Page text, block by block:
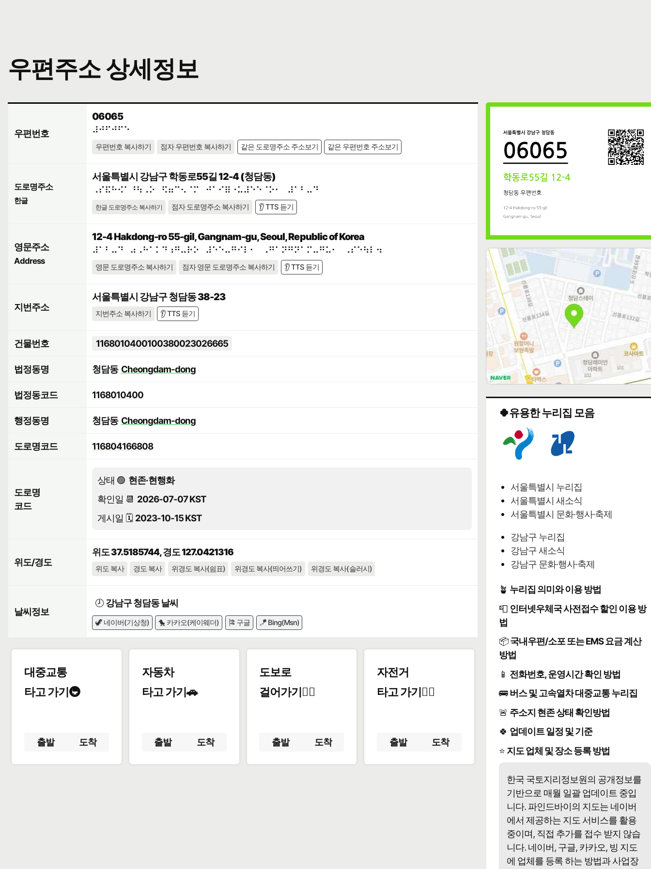
우편주소 상세정보
우편번호
06065
⠼⠚⠋⠚⠋⠑
우편번호 복사하기 점자 우편번호 복사하기 같은 도로명주소 주소보기 같은 우편번호 주소보기
도로명주소
한글
서울특별시 강남구 학동로55길 12-4 (청담동)
⠠⠎⠯⠓⠪⠁⠘⠳⠠⠕⠀⠫⠶⠉⠢⠈⠍⠀⠚⠁⠊⠿⠐⠥⠼⠑⠑⠈⠕⠂⠀⠼⠁⠃⠤⠙
한글 도로명주소 복사하기 점자 도로명주소 복사하기 👂 TTS 듣기
영문주소
Address
12-4 Hakdong-ro 55-gil, Gangnam-gu, Seoul, Republic of Korea
⠼⠁⠃⠤⠙⠀⠴⠠⠓⠁⠅⠙⠰⠛⠤⠗⠕⠀⠼⠑⠑⠤⠛⠊⠇⠂⠀⠠⠛⠁⠝⠛⠝⠁⠍⠤⠛⠥⠂⠀⠠⠎⠑⠳⠇⠲
영문 도로명주소 복사하기 점자 영문 도로명주소 복사하기 👂 TTS 듣기
지번주소
서울특별시 강남구 청담동 38-23
지번주소 복사하기 👂 TTS 듣기
건물번호 1168010400100380023026665
법정동명 청담동 Cheongdam-dong
법정동코드 1168010400
행정동명 청담동 Cheongdam-dong
도로명코드 116804166808
도로명
코드
상태 🟢 현존·현행화
확인일 📆 2026-07-07 KST
게시일 🗓️ 2023-10-15 KST
위도/경도
위도 37.5185744, 경도 127.0421316
위도 복사 경도 복사 위경도 복사(쉼표) 위경도 복사(띄어쓰기) 위경도 복사(슬러시)
날씨정보
🕗강남구 청담동 날씨
🦖 네이버(기상청) 🐤 카카오(케이웨더) 🎏 구글 🪁 Bing(Msn)
대중교통
타고 가기🚇
출발 도착
자동차
타고 가기🚗
출발 도착
도보로
걸어가기🚶‍♂️
출발 도착
자전거
타고 가기🚴‍♀️
출발 도착
🍀유용한 누리집 모음
서울특별시 누리집
서울특별시 새소식
서울특별시 문화·행사·축제
강남구 누리집
강남구 새소식
강남구 문화·행사·축제
🪴 누리집 의미와 이용 방법
📮 인터넷우체국 사전접수 할인 이용 방
법
📦국내우편/소포 또는 EMS 요금 계산
방법
📱 전화번호, 운영시간 확인 방법
🚌버스 및 고속열차 대중교통 누리집
🚨 주소지 현존 상태 확인방법
🍀 업데이트 일정 및 기준
⭐ 지도 업체 및 장소 등록 방법
한국 국토지리정보원의 공개정보를
기반으로 매월 일괄 업데이트 중입
니다. 파인드바이의 지도는 네이버
에서 제공하는 지도 서비스를 활용
중이며, 직접 추가를 접수 받지 않습
니다. 네이버, 구글, 카카오, 빙 지도
에 업체를 등록 하는 방법과 사업장